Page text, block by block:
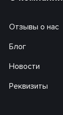
Отзывы о нас
Блог
Новости
Реквизиты